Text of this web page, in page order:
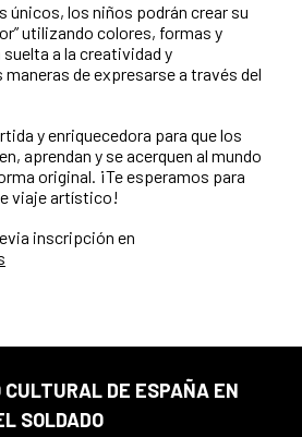
únicos, los niños podrán crear su
utilizando colores, formas y
a la creatividad y
de expresarse a través del
y enriquecedora para que los
aprendan y se acerquen al mundo
original. ¡Te esperamos para
viaje artístico!
inscripción en
CULTURAL DE ESPAÑA EN
SOLDADO